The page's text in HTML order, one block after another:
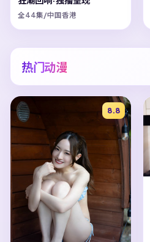
全44集/中国香港
热门动漫
8.8